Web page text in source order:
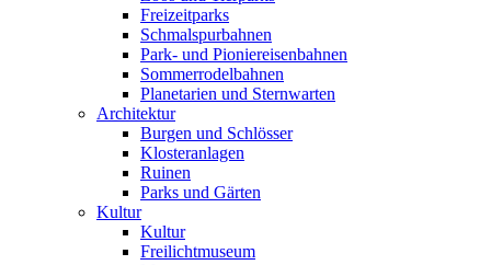
Freizeitparks
Schmalspurbahnen
Park- und Pioniereisenbahnen
Sommerrodelbahnen
Planetarien und Sternwarten
Architektur
Burgen und Schlösser
Klosteranlagen
Ruinen
Parks und Gärten
Kultur
Kultur
Freilichtmuseum